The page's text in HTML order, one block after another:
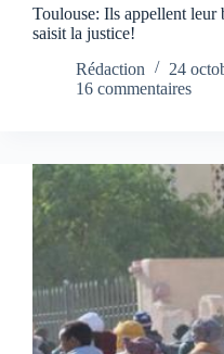
Toulouse: Ils appellent leur
saisit la justice!
Rédaction
24
16 commentaires